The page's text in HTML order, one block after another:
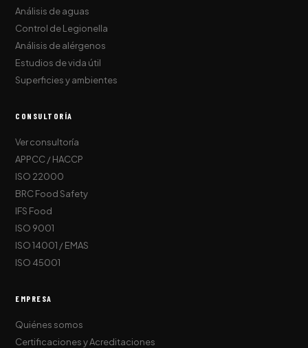
Análisis de aguas
Control de Legionella
Análisis de alérgenos
Estudios de vida útil
Superficies y ambientes
CONSULTORÍA
Ver consultoría
APPCC / HACCP
ISO 22000
BRC Food Safety
IFS Food
ISO 9001
ISO 14001 / EMAS
ISO 45001
EMPRESA
Quiénes somos
Certificaciones y Acreditaciones